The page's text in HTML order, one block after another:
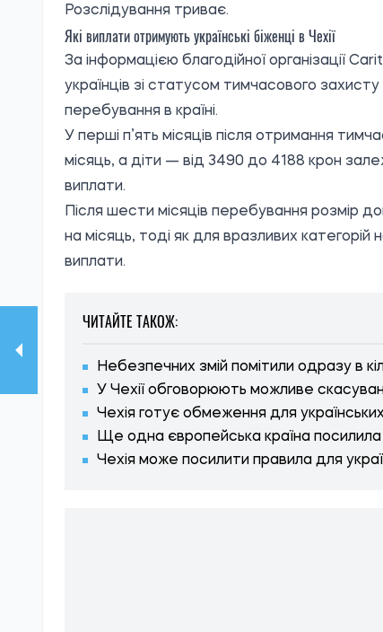
Розслідування триває.
Які виплати отримують українські біженці в Чехії
За інформацією благодійної організації
українців зі статусом тимчасового захисту
перебування в країні.
У перші п’ять місяців після отримання
місяць, а діти — від 3490 до 4188 крон
виплати.
Після шести місяців перебування розмір
на місяць, тоді як для вразливих категорій
виплати.
ЧИТАЙТЕ ТАКОЖ:
Небезпечних змій помітили одразу в
У Чехії обговорюють можливе
Чехія готує обмеження для
Ще одна європейська країна посилила
Чехія може посилити правила для